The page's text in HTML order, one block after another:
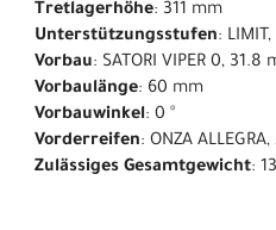
Tretlagerhöhe: 311 mm
Unterstützungsstufen: LIMIT,
Vorbau: SATORI VIPER 0, 31.8
Vorbaulänge: 60 mm
Vorbauwinkel: 0 °
Vorderreifen: ONZA ALLEGRA,
Zulässiges Gesamtgewicht: